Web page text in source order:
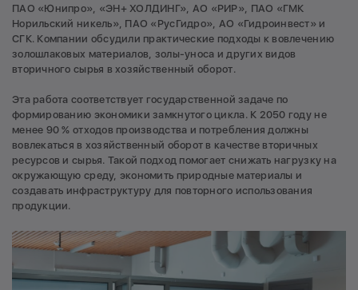
ПАО «Юнипро», «ЭН+ ХОЛДИНГ», АО «РИР», ПАО «ГМК
Норильский никель», ПАО «РусГидро», АО «Гидроинвест» и
СГК. Компании обсудили практические подходы к вовлечению
золошлаковых материалов, золы-уноса и других видов
вторичного сырья в хозяйственный оборот.
Эта работа соответствует государственной задаче по
формированию экономики замкнутого цикла. К 2050 году не
менее 90 % отходов производства и потребления должны
вовлекаться в хозяйственный оборот в качестве вторичных
ресурсов и сырья. Такой подход помогает снижать нагрузку на
окружающую среду, экономить природные материалы и
создавать инфраструктуру для повторного использования
продукции.